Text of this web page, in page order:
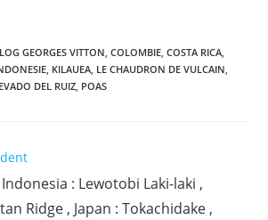
GEORGES VITTON, COLOMBIE, COSTA RICA,
, KILAUEA, LE CHAUDRON DE VULCAIN,
DEL RUIZ, POAS
Indonesia : Lewotobi Laki-laki ,
Ridge , Japan : Tokachidake ,